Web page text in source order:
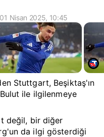
Nisan 2025, 10:45
Stuttgart, Beşiktaş'ın
ile ilgilenmeye
değil, bir diğer
da ilgi gösterdiği